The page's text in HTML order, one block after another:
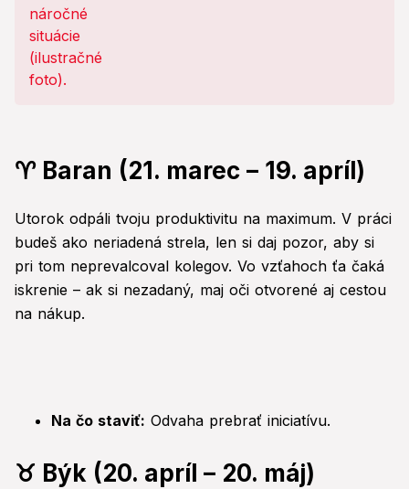
♈ Baran (21. marec – 19. apríl)
Utorok odpáli tvoju produktivitu na maximum. V práci
budeš ako neriadená strela, len si daj pozor, aby si
pri tom neprevalcoval kolegov. Vo vzťahoch ťa čaká
iskrenie – ak si nezadaný, maj oči otvorené aj cestou
na nákup.
Na čo staviť: Odvaha prebrať iniciatívu.
♉ Býk (20. apríl – 20. máj)